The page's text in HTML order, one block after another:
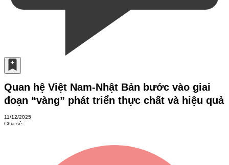
Quan hệ Việt Nam-Nhật Bản bước vào giai
đoạn “vàng” phát triển thực chất và hiệu quả
11/12/2025
Chia sẻ